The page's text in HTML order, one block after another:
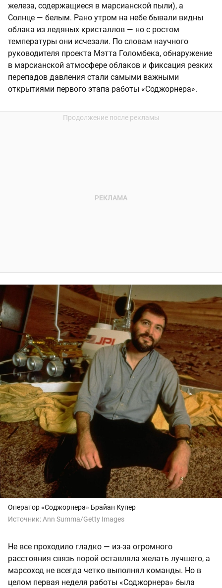
железа, содержащиеся в марсианской пыли), а
Солнце — белым. Рано утром на небе бывали видны
облака из ледяных кристаллов — но с ростом
температуры они исчезали. По словам научного
руководителя проекта Мэтта Голомбека, обнаружение
в марсианской атмосфере облаков и фиксация резких
перепадов давления стали самыми важными
открытиями первого этапа работы «Соджорнера».
Оператор «Соджорнера» Брайан Купер
Источник:Ann Summa/Getty Images
Не все проходило гладко — из-за огромного
расстояния связь порой оставляла желать лучшего, а
марсоход не всегда четко выполнял команды. Но в
целом первая неделя работы «Соджорнера» была